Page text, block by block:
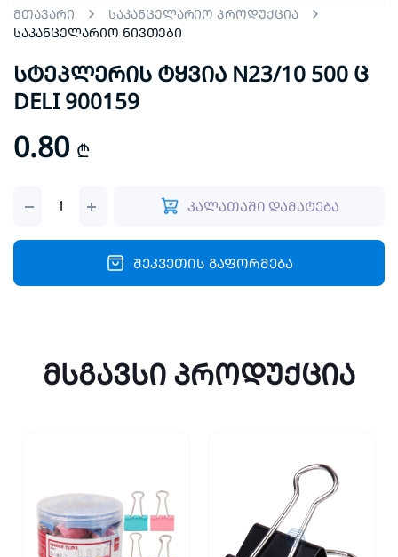
მთავარი
საკანცელარიო პროდუქცია
საკანცელარიო ნივთები
სტეპლერის ტყვია N23/10 500 ც
DELI 900159
0.80 ₾
ტყვია
500
კალათაში დამატება
შეკვეთის გაფორმება
მსგავსი პროდუქცია